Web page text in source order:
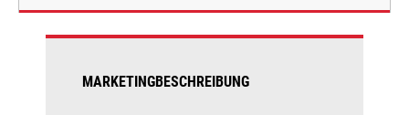
neuen
Registerkarte
MARKETINGBESCHREIBUNG